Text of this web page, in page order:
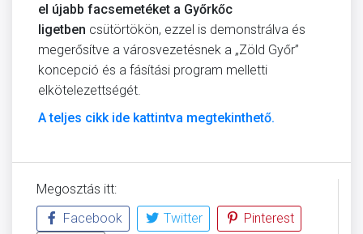
el újabb facsemetéket a Győrkőc
ligetben csütörtökön, ezzel is demonstrálva és
megerősítve a városvezetésnek a „Zöld Győr”
koncepció és a fásítási program melletti
elkötelezettségét.
A teljes cikk ide kattintva megtekinthető.
Megosztás itt:
Facebook
Twitter
Pinterest